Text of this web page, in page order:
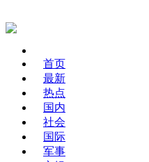
首页
最新
热点
国内
社会
国际
军事